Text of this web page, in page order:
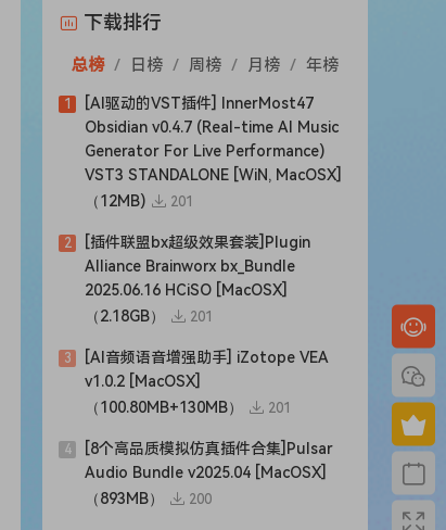
下载排行
总榜 / 日榜 / 周榜 / 月榜 / 年榜
1
[AI驱动的VST插件] InnerMost47
Obsidian v0.4.7 (Real-time AI Music
Generator For Live Performance)
VST3 STANDALONE [WiN, MacOSX]
（12MB)
201
2
[插件联盟bx超级效果套装]Plugin
Alliance Brainworx bx_Bundle
2025.06.16 HCiSO [MacOSX]
（2.18GB）
201
3
[AI音频语音增强助手] iZotope VEA
v1.0.2 [MacOSX]
（100.80MB+130MB）
201
4
[8个高品质模拟仿真插件合集]Pulsar
Audio Bundle v2025.04 [MacOSX]
（893MB）
200